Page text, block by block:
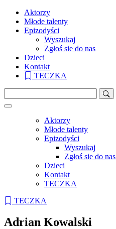
Aktorzy
Młode talenty
Epizodyści
Wyszukaj
Zgłoś sie do nas
Dzieci
Kontakt
TECZKA
Aktorzy
Młode talenty
Epizodyści
Wyszukaj
Zgłoś sie do nas
Dzieci
Kontakt
TECZKA
TECZKA
Adrian Kowalski